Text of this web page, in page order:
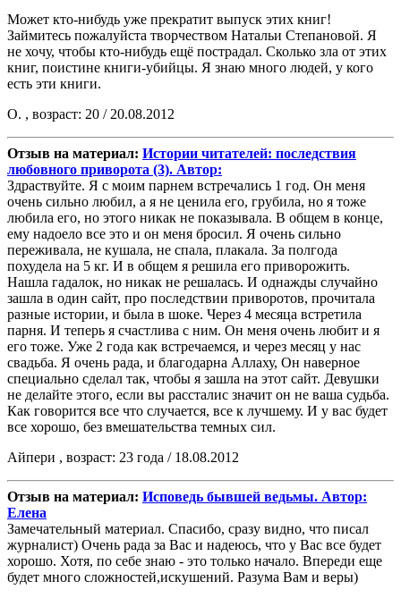
Может кто-нибудь уже прекратит выпуск этих книг!
Займитесь пожалуйста творчеством Натальи Степановой. Я
не хочу, чтобы кто-нибудь ещё пострадал. Сколько зла от этих
книг, поистине книги-убийцы. Я знаю много людей, у кого
есть эти книги.
О. , возраст: 20 / 20.08.2012
Отзыв на материал: Истории читателей: последствия
любовного приворота (3). Автор:
Здраствуйте. Я с моим парнем встречались 1 год. Он меня
очень сильно любил, а я не ценила его, грубила, но я тоже
любила его, но этого никак не показывала. В общем в конце,
ему надоело все это и он меня бросил. Я очень сильно
переживала, не кушала, не спала, плакала. За полгода
похудела на 5 кг. И в общем я решила его приворожить.
Нашла гадалок, но никак не решалась. И однажды случайно
зашла в один сайт, про последствии приворотов, прочитала
разные истории, и была в шоке. Через 4 месяца встретила
парня. И теперь я счастлива с ним. Он меня очень любит и я
его тоже. Уже 2 года как встречаемся, и через месяц у нас
свадьба. Я очень рада, и благодарна Аллаху, Он наверное
специально сделал так, чтобы я зашла на этот сайт. Девушки
не делайте этого, если вы рассталис значит он не ваша судьба.
Как говорится все что случается, все к лучшему. И у вас будет
все хорошо, без вмешательства темных сил.
Айпери , возраст: 23 года / 18.08.2012
Отзыв на материал: Исповедь бывшей ведьмы. Автор:
Елена
Замечательный материал. Спасибо, сразу видно, что писал
журналист) Очень рада за Вас и надеюсь, что у Вас все будет
хорошо. Хотя, по себе знаю - это только начало. Впереди еще
будет много сложностей,искушений. Разума Вам и веры)